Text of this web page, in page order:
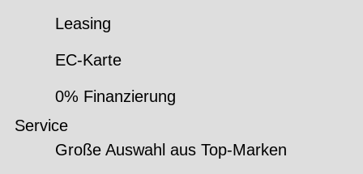
Leasing
EC-Karte
0% Finanzierung
Service
Große Auswahl aus Top-Marken